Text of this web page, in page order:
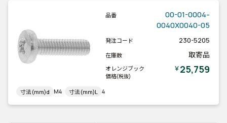
品番
00-01-0004-
0040X0040-05
発注コード 230-5205
在庫数 取寄品
オレンジブック
価格(税抜)
￥25,759
寸法(mm)d M4 寸法(mm)L 4